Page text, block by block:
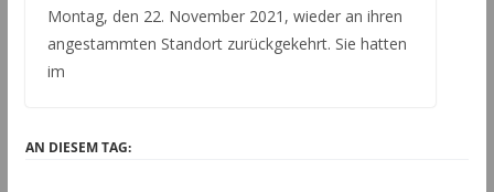
Montag, den 22. November 2021, wieder an ihren
angestammten Standort zurückgekehrt. Sie hatten
im
AN DIESEM TAG: